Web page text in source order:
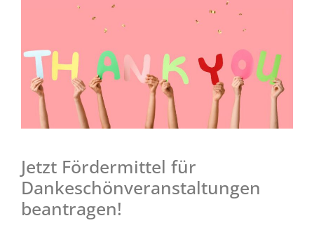
Jetzt Fördermittel für
Dankeschönveranstaltungen
beantragen!